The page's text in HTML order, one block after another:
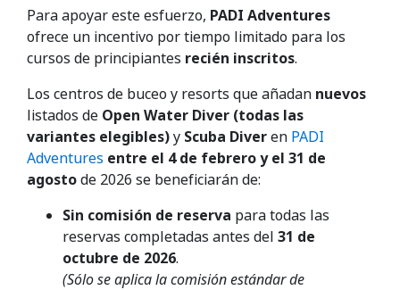
Para apoyar este esfuerzo, PADI Adventures
ofrece un incentivo por tiempo limitado para los
cursos de principiantes recién inscritos.
Los centros de buceo y resorts que añadan nuevos
listados de Open Water Diver (todas las
variantes elegibles)y Scuba Diveren PADI
Adventures entre el 4 de febrero y el 31 de
agostode 2026 se beneficiarán de:
Sin comisión de reserva para todas las
reservas completadas antes del 31 de
octubre de 2026.
(Sólo se aplica la comisión estándar de